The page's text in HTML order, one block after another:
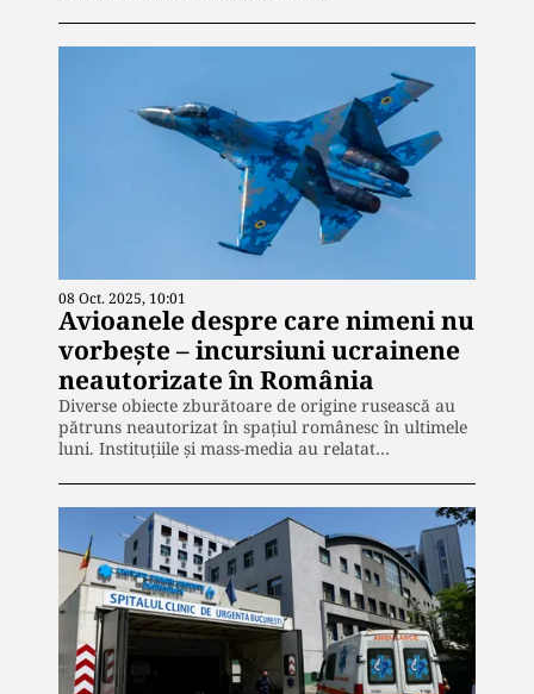
08 Oct. 2025, 10:01
Avioanele despre care nimeni nu
vorbește – incursiuni ucrainene
neautorizate în România
Diverse obiecte zburătoare de origine rusească au
pătruns neautorizat în spațiul românesc în ultimele
luni. Instituțiile și mass-media au relatat…